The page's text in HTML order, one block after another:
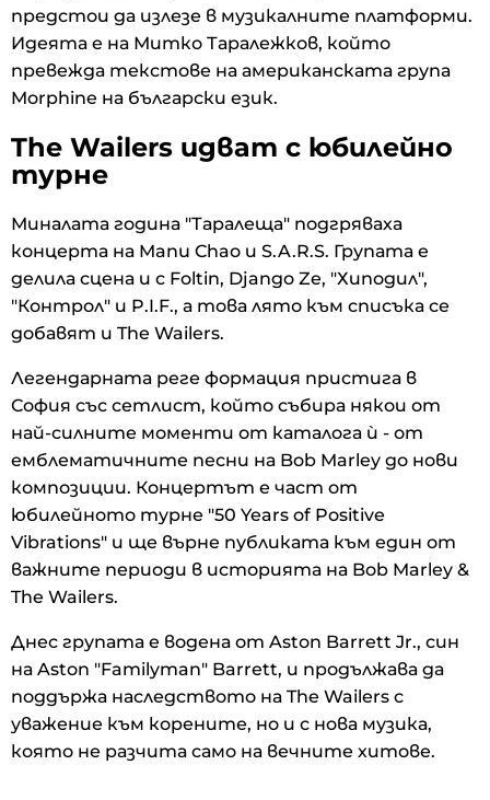
предстои да излезе в музикалните платформи.
Идеята е на Митко Таралежков, който
превежда текстове на американската група
Morphine на български език.
The Wailers идват с юбилейно
турне
Миналата година "Таралеща" подгряваха
концерта на Manu Chao и S.A.R.S. Групата е
делила сцена и с Foltin, Django Ze, "Хиподил",
"Контрол" и P.I.F., а това лято към списъка се
добавят и The Wailers.
Легендарната реге формация пристига в
София със сетлист, който събира някои от
най-силните моменти от каталога ѝ - от
емблематичните песни на Bob Marley до нови
композиции. Концертът е част от
юбилейното турне "50 Years of Positive
Vibrations" и ще върне публиката към един от
важните периоди в историята на Bob Marley &
The Wailers.
Днес групата е водена от Aston Barrett Jr., син
на Aston "Familyman" Barrett, и продължава да
поддържа наследството на The Wailers с
уважение към корените, но и с нова музика,
която не разчита само на вечните хитове.